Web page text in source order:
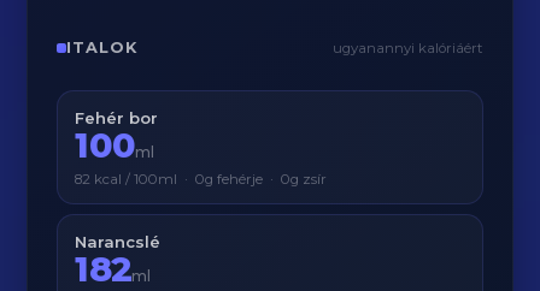
ITALOK ugyanannyi kalóriáért
Fehér bor
100ml
82 kcal / 100ml · 0g fehérje · 0g zsír
Narancslé
182ml